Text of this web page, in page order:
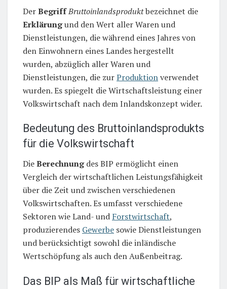
DerBegriffBruttoinlandsproduktbezeichnet die
Erklärungund den Wert aller Waren und
Dienstleistungen, die während eines Jahres von
den Einwohnern eines Landes hergestellt
wurden, abzüglich aller Waren und
Dienstleistungen, die zurProduktionverwendet
wurden. Es spiegelt die Wirtschaftsleistung einer
Volkswirtschaft nach dem Inlandskonzept wider.
Bedeutung des Bruttoinlandsprodukts
für die Volkswirtschaft
DieBerechnungdes BIP ermöglicht einen
Vergleich der wirtschaftlichen Leistungsfähigkeit
über die Zeit und zwischen verschiedenen
Volkswirtschaften. Es umfasst verschiedene
Sektoren wie Land- und Forstwirtschaft,
produzierendes Gewerbe sowie Dienstleistungen
und berücksichtigt sowohl die inländische
Wertschöpfung als auch den Außenbeitrag.
Das BIP als Maß für wirtschaftliche